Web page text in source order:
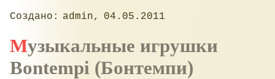
admin 04.05.2011
Музыкальные игрушки
Bontempi (Бонтемпи)